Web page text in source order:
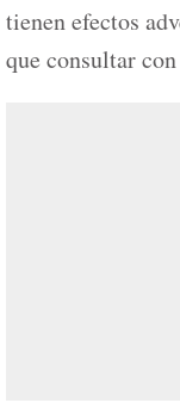
tienen efectos
que consultar